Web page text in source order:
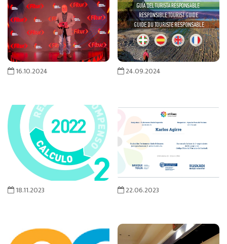
16.10.2024 24.09.2024
18.11.2023 22.06.2023